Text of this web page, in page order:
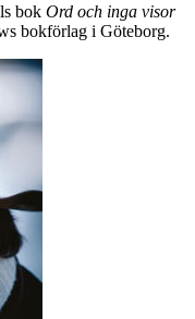
bok Ord och inga visor
bokförlag i Göteborg.